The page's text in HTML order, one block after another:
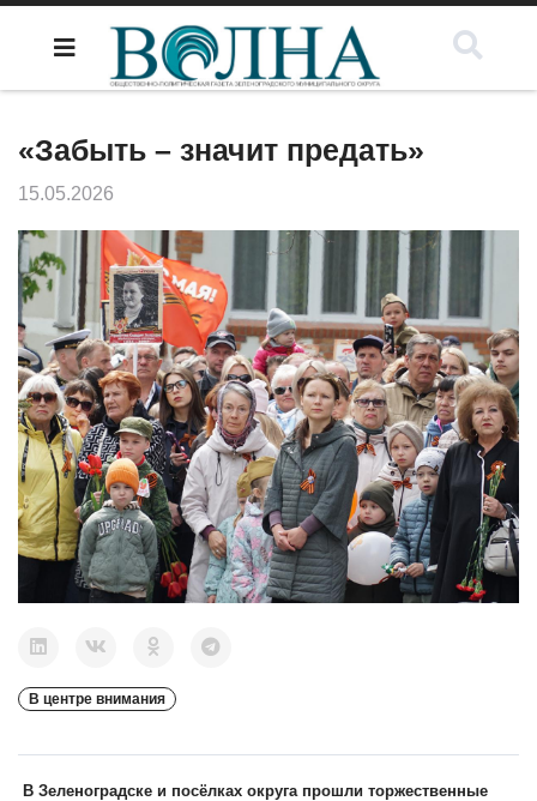
«Забыть – значит предать»
15.05.2026
В центре внимания
В Зеленоградске и посёлках округа прошли торжественные